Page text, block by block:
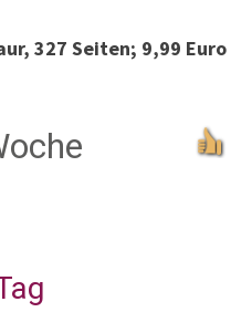
327 Seiten; 9,99 Euro